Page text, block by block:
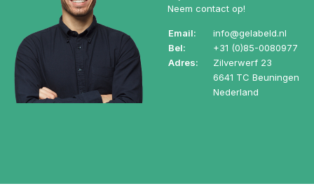
Neem contact op!
Email:
info@gelabeld.nl
Bel:
+31 (0)85-0080977
Adres:
Zilverwerf 23
6641 TC Beuningen
Nederland